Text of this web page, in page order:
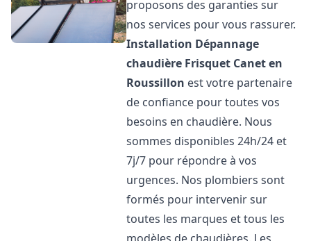
proposons des garanties sur
nos services pour vous rassurer.
Installation Dépannage
chaudière Frisquet Canet en
Roussillon est votre partenaire
de confiance pour toutes vos
besoins en chaudière. Nous
sommes disponibles 24h/24 et
7j/7 pour répondre à vos
urgences. Nos plombiers sont
formés pour intervenir sur
toutes les marques et tous les